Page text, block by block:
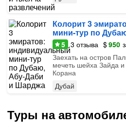
Колорит 3
мини-тур по
5 3 отзыва $950
Заехать на остров
мечеть шейха Зайда
Корана
Дубай
Туры на